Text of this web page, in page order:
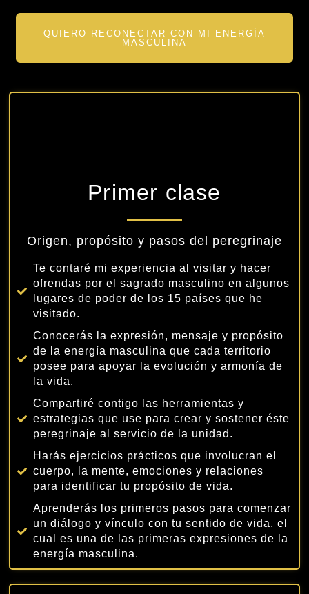
QUIERO RECONECTAR CON MI ENERGÍA
MASCULINA
Primer clase
Origen, propósito y pasos del peregrinaje
Te contaré mi experiencia al visitar y hacer
ofrendas por el sagrado masculino en algunos
lugares de poder de los 15 países que he
visitado.
Conocerás la expresión, mensaje y propósito
de la energía masculina que cada territorio
posee para apoyar la evolución y armonía de
la vida.
Compartiré contigo las herramientas y
estrategias que use para crear y sostener éste
peregrinaje al servicio de la unidad.
Harás ejercicios prácticos que involucran el
cuerpo, la mente, emociones y relaciones
para identificar tu propósito de vida.
Aprenderás los primeros pasos para comenzar
un diálogo y vínculo con tu sentido de vida, el
cual es una de las primeras expresiones de la
energía masculina.